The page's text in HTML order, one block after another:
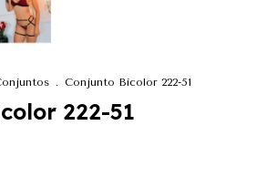
. Conjunto Bicolor 222-51
222-51